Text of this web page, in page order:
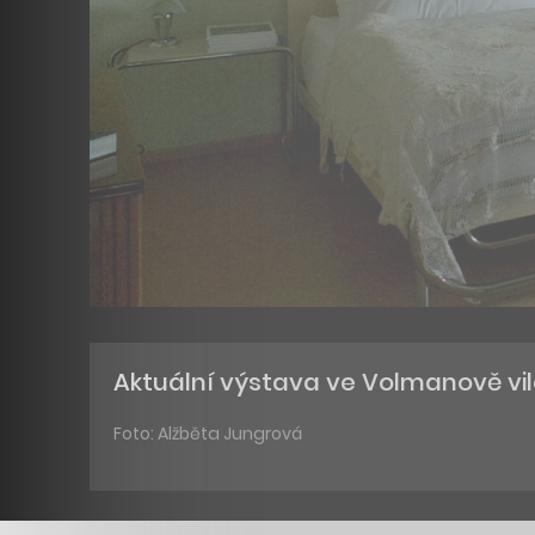
Aktuální výstava ve Volmanově
Foto: Alžběta Jungrová